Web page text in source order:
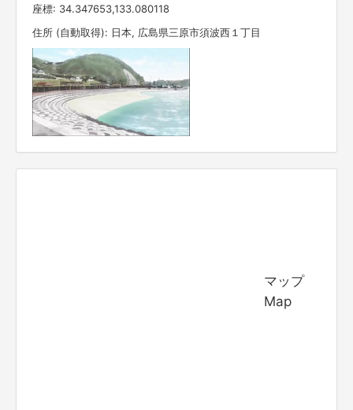
座標: 34.347653,133.080118
住所 (自動取得): 日本, 広島県三原市須波西１丁目
マップ
Map